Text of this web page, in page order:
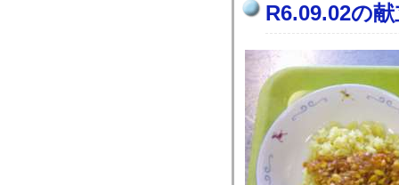
R6.09.02の